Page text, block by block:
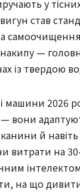
у
став
самоочищення
—
із твердою
машини 2026
вони
й навіть
витрати на
на що